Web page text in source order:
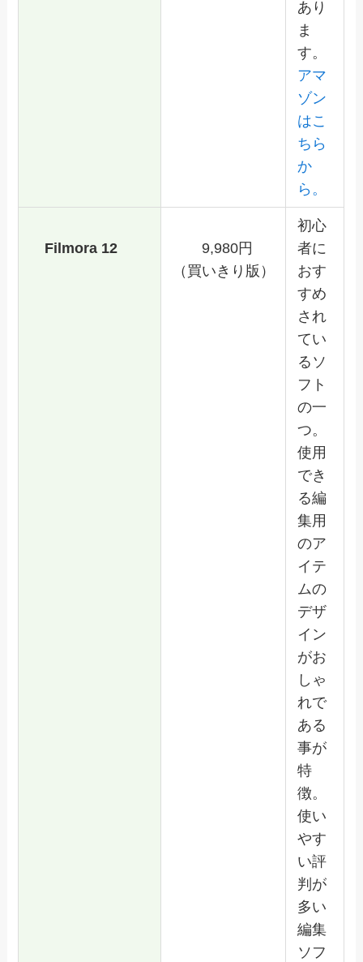
あり
ま
す。
アマ
ゾン
はこ
ちら
か
ら。
Filmora 12
9,980円
（買いきり版）
初心
者に
おす
すめ
され
てい
るソ
フト
の一
つ。
使用
でき
る編
集用
のア
イテ
ムの
デザ
イン
がお
しゃ
れで
ある
事が
特
徴。
使い
やす
い評
判が
多い
編集
ソフ